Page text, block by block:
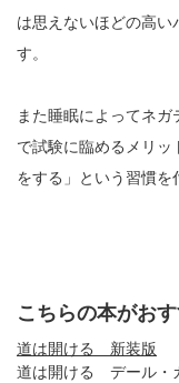
は思えないほどの高い
す。
また睡眠によってネ
で試験に臨めるメリ
をする」という習慣を
こちらの本がお
道は開ける 新装版
道は開ける デール・